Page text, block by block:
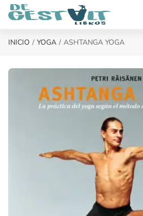
Saltar al contenido principal
INICIO YOGA ASHTANGA YOGA